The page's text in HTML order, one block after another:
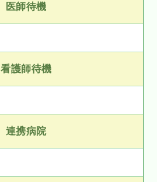
医師待機
看護師待機
連携病院